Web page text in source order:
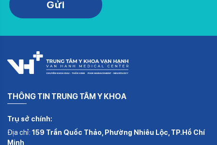
THÔNG TIN TRUNG TÂM Y KHOA
Trụ sở chính:
Địa chỉ: 159 Trần Quốc Thảo, Phường Nhiêu Lộc, TP.Hồ Chí
Minh
Gửi